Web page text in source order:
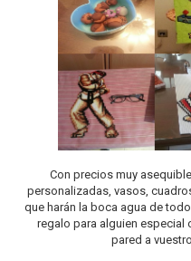
Con precios muy
personalizadas, vasos,
que harán la boca agua de
regalo para alguien especial
pared a